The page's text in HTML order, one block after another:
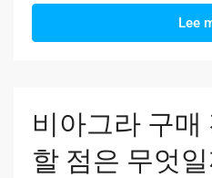
Lee
비아그라 구매
할 점은 무엇